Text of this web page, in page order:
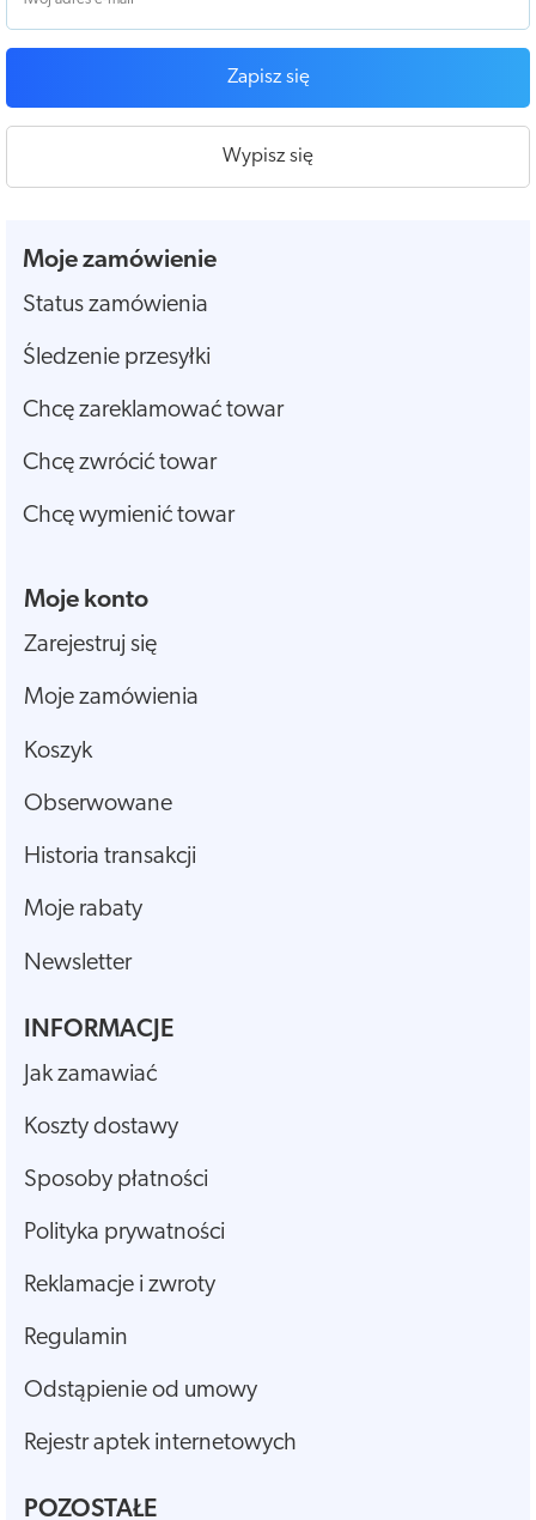
Zapisz się
Wypisz się
Moje zamówienie
Status zamówienia
Śledzenie przesyłki
Chcę zareklamować towar
Chcę zwrócić towar
Chcę wymienić towar
Moje konto
Zarejestruj się
Moje zamówienia
Koszyk
Obserwowane
Historia transakcji
Moje rabaty
Newsletter
INFORMACJE
Jak zamawiać
Koszty dostawy
Sposoby płatności
Polityka prywatności
Reklamacje i zwroty
Regulamin
Odstąpienie od umowy
Rejestr aptek internetowych
POZOSTAŁE